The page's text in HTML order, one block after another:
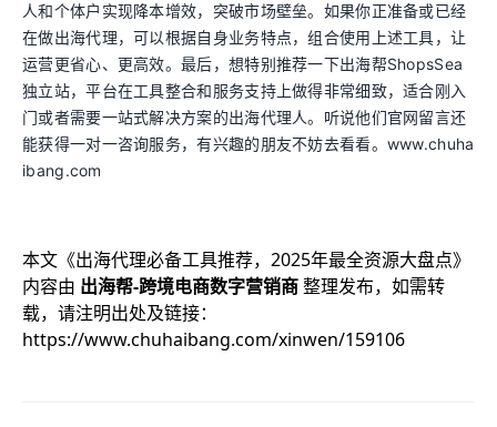
人和个体户实现降本增效，突破市场壁垒。如果你正准备或已经
在做出海代理，可以根据自身业务特点，组合使用上述工具，让
运营更省心、更高效。最后，想特别推荐一下出海帮ShopsSea
独立站，平台在工具整合和服务支持上做得非常细致，适合刚入
门或者需要一站式解决方案的出海代理人。听说他们官网留言还
能获得一对一咨询服务，有兴趣的朋友不妨去看看。www.chuha
ibang.com
本文《出海代理必备工具推荐，2025年最全资源大盘点》
内容由 出海帮-跨境电商数字营销商整理发布，如需转
载，请注明出处及链接：
https://www.chuhaibang.com/xinwen/159106